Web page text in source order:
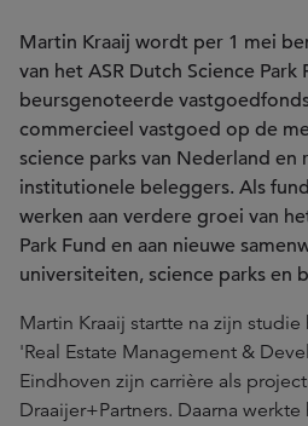
Martin Kraaij wordt per 1 mei
van het ASR Dutch Science
beursgenoteerde
commercieel vastgoed op de
science parks van Nederland en
institutionele beleggers. Als
werken aan verdere groei van
Park Fund en aan nieuwe
universiteiten, science parks en
Martin Kraaij startte na zijn
'Real Estate Management &
Eindhoven zijn carrière als
Draaijer+Partners. Daarna